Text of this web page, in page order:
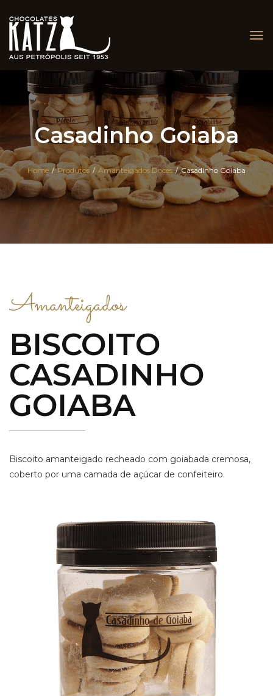
Casadinho Goiaba
Home / Produtos / Amanteigados Doces / Casadinho Goiaba
Amanteigados
BISCOITO
CASADINHO
GOIABA
Biscoito amanteigado recheado com goiabada cremosa,
coberto por uma camada de açúcar de confeiteiro.